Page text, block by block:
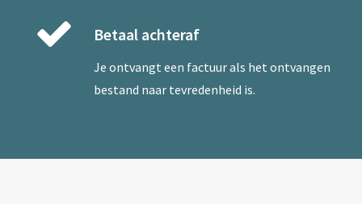
Betaal achteraf
Je ontvangt een factuur als het ontvangen
bestand naar tevredenheid is.